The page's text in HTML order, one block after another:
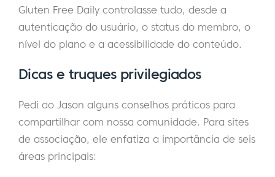
Gluten Free Daily controlasse tudo, desde a
autenticação do usuário, o status do membro, o
nível do plano e a acessibilidade do conteúdo.
Dicas e truques privilegiados
Pedi ao Jason alguns conselhos práticos para
compartilhar com nossa comunidade. Para sites
de associação, ele enfatiza a importância de seis
áreas principais: